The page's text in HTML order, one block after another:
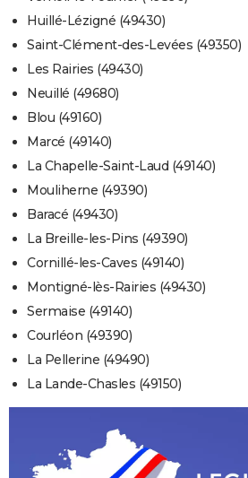
Huillé-Lézigné (49430)
Saint-Clément-des-Levées (49350)
Les Rairies (49430)
Neuillé (49680)
Blou (49160)
Marcé (49140)
La Chapelle-Saint-Laud (49140)
Mouliherne (49390)
Baracé (49430)
La Breille-les-Pins (49390)
Cornillé-les-Caves (49140)
Montigné-lès-Rairies (49430)
Sermaise (49140)
Courléon (49390)
La Pellerine (49490)
La Lande-Chasles (49150)